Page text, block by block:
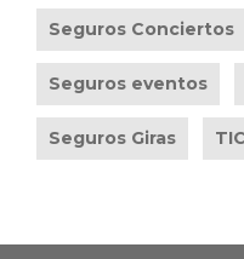
Seguros Conciertos
Seguros eventos
Seguros Giras